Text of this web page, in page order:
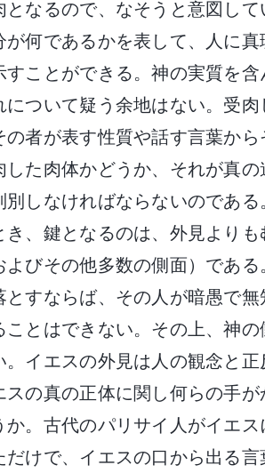
なるので、なそうと意図して
何であるかを表して、人に真
ことができる。神の実質を
ついて疑う余地はない。受肉
者が表す性質や話す言葉か
た肉体かどうか、それが真
しなければならないのである
、鍵となるのは、外見より
びその他多数の側面）である
とすならば、その人が暗愚で
とはできない。その上、神の
イエスの外見は人の観念と正
の真の正体に関し何らの手が
。古代のパリサイ人がイエス
けで、イエスの口から出る